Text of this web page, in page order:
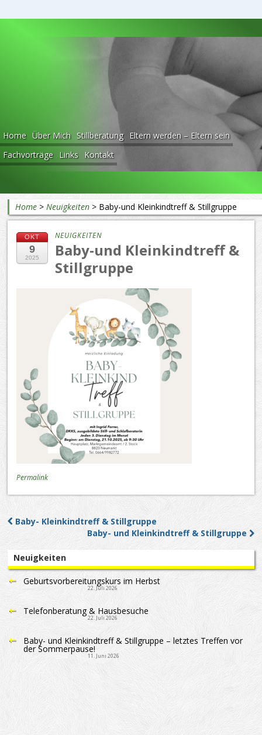
Home Über Mich Stillberatung Eltern werden – Eltern sein
Fachvorträge Links Kontakt
Beratung rund ums Baby
Home >Neuigkeiten > Baby-und Kleinkindtreff & Stillgruppe
OKT
9
2025
NEUIGKEITEN
Baby-und Kleinkindtreff &
Stillgruppe
Permalink
Post navigation
Baby- Kleinkindtreff & Stillgruppe
Baby- und Kleinkindtreff & Stillgruppe
Neuigkeiten
Geburtsvorbereitungskurs im Herbst
22. Juli 2026
Telefonberatung & Hausbesuche
22. Juli 2026
Baby- und Kleinkindtreff & Stillgruppe – letztes Treffen vor
der Sommerpause!
11. Juni 2026